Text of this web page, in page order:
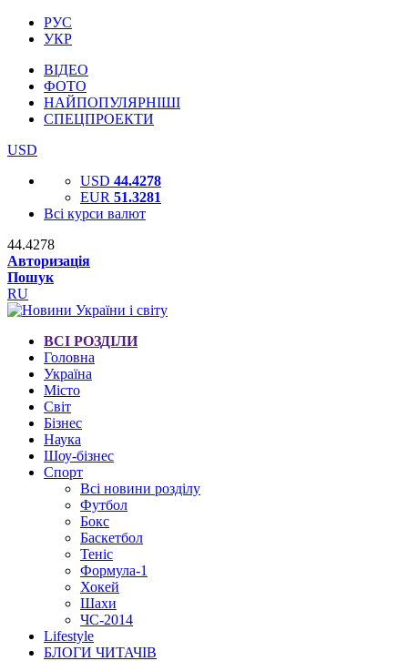
РУС
УКР
ВІДЕО
ФОТО
НАЙПОПУЛЯРНІШІ
СПЕЦПРОЕКТИ
USD
USD 44.4278
EUR 51.3281
Всі курси валют
44.4278
Авторизація
Пошук
RU
ВСІ РОЗДІЛИ
Головна
Україна
Місто
Світ
Бізнес
Наука
Шоу-бізнес
Спорт
Всі новини розділу
Футбол
Бокс
Баскетбол
Теніс
Формула-1
Хокей
Шахи
ЧС-2014
Lifestyle
БЛОГИ ЧИТАЧІВ